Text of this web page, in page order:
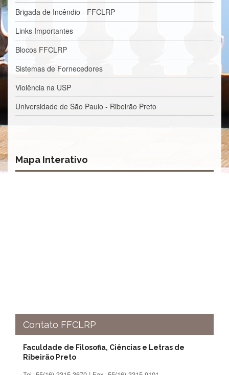
Projetos
NACE
de
da
USP
Empresas
Juniores
Cursos
Fomentos
Regimento
deliberações
Brigada de Incêndio - FFCLRP
Links Importantes
Blocos FFCLRP
Sistemas de Fornecedores
Violência na USP
Universidade de São Paulo - Ribeirão Preto
Mapa Interativo
Contato FFCLRP
Faculdade de Filosofia, Ciências e Letras de
Ribeirão Preto